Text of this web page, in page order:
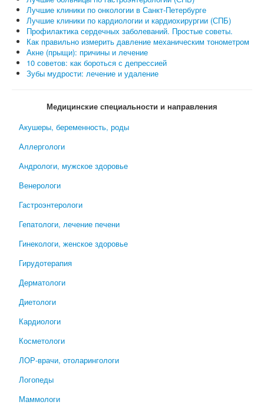
Лучшие клиники по онкологии в Санкт-Петербурге
Лучшие клиники по кардиологии и кардиохирургии (СПБ)
Профилактика сердечных заболеваний. Простые советы.
Как правильно измерить давление механическим тонометром
Акне (прыщи): причины и лечение
10 советов: как бороться с депрессией
Зубы мудрости: лечение и удаление
Медицинские специальности и направления
Акушеры, беременность, роды
Аллергологи
Андрологи, мужское здоровье
Венерологи
Гастроэнтерологи
Гепатологи, лечение печени
Гинекологи, женское здоровье
Гирудотерапия
Дерматологи
Диетологи
Кардиологи
Косметологи
ЛОР-врачи, отоларингологи
Логопеды
Маммологи